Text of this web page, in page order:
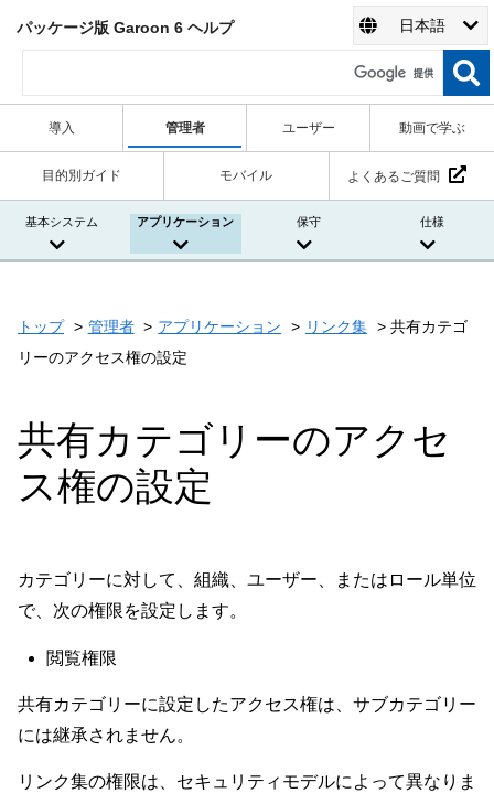
パッケージ版 Garoon 6 ヘルプ 日本語
導入 管理者 ユーザー 動画で学ぶ
目的別ガイド モバイル よくあるご質問
基本システム アプリケーション 保守 仕様
トップ 管理者 アプリケーション リンク集
共有カテゴ
リーのアクセス権の設定
共有カテゴリーのアクセ
ス権の設定
カテゴリーに対して、組織、ユーザー、またはロール単位
で、次の権限を設定します。
閲覧権限
共有カテゴリーに設定したアクセス権は、サブカテゴリー
には継承されません。
リンク集の権限は、セキュリティモデルによって異なりま